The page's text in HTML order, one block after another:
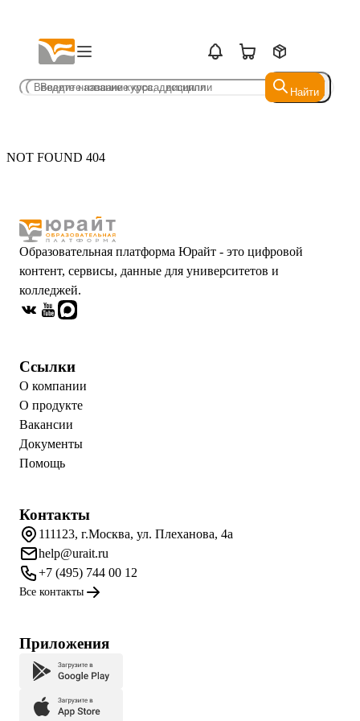
Найти
Найти
NOT FOUND 404
Образовательная платформа Юрайт - это цифровой
контент, сервисы, данные для университетов и
колледжей.
Ссылки
О компании
О продукте
Вакансии
Документы
Помощь
Контакты
111123, г.Москва, ул. Плеханова, 4а
help@urait.ru
+7 (495) 744 00 12
Все контакты
Приложения